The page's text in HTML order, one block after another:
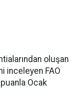
oluşan
inceleyen FAO
Ocak